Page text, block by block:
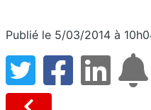
Publié le 5/03/2014 à